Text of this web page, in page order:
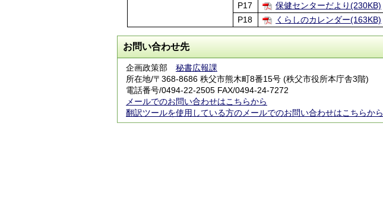
P17
保健センターだより(230KB)
P18
くらしのカレンダー(163KB)
お問い合わせ先
企画政策部 秘書広報課
所在地/〒368-8686 秩父市熊木町8番15号 (秩父市役所本庁舎3階)
電話番号/0494-22-2505 FAX/0494-24-7272
メールでのお問い合わせはこちらから
翻訳ツールを使用している方のメールでのお問い合わせはこちらから